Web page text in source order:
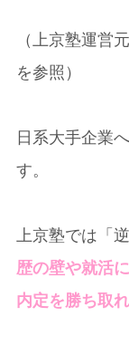
（上京塾運営
を参照）
日系大手企業
す。
上京塾では「
歴の壁や就活
内定を勝ち取